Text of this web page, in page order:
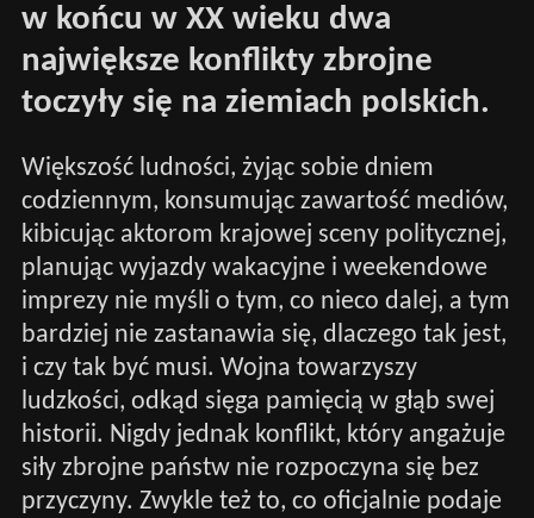
w końcu w XX wieku dwa
największe konflikty zbrojne
toczyły się na ziemiach polskich.
Większość ludności, żyjąc sobie dniem
codziennym, konsumując zawartość mediów,
kibicując aktorom krajowej sceny politycznej,
planując wyjazdy wakacyjne i weekendowe
imprezy nie myśli o tym, co nieco dalej, a tym
bardziej nie zastanawia się, dlaczego tak jest,
i czy tak być musi. Wojna towarzyszy
ludzkości, odkąd sięga pamięcią w głąb swej
historii. Nigdy jednak konflikt, który angażuje
siły zbrojne państw nie rozpoczyna się bez
przyczyny. Zwykle też to, co oficjalnie podaje